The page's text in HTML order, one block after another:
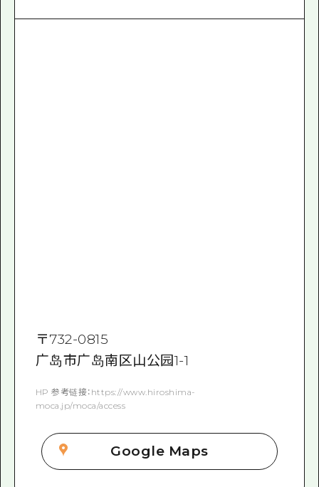
〒732-0815
广岛市广岛南区山公园1-1
HP 参考链接：https://www.hiroshima-
moca.jp/moca/access
Google Maps